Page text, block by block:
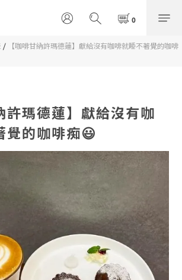
/
【咖啡甘納許瑪德蓮】獻給沒有咖啡就睡不著覺的咖啡
許瑪德蓮】獻給沒有咖
覺的咖啡痴😃